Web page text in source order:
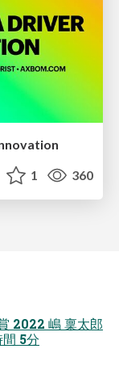
1 360
2022 嶋 稟太郎
5分